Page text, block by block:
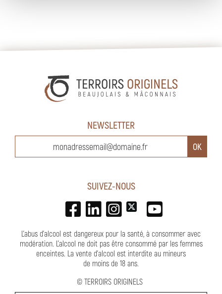
NEWSLETTER
SUIVEZ-NOUS
L'abus d'alcool est dangereux pour la santé, à consommer avec
modération. L’alcool ne doit pas être consommé par les femmes
enceintes. La vente d'alcool est interdite au mineurs
de moins de 18 ans.
© TERROIRS ORIGINELS